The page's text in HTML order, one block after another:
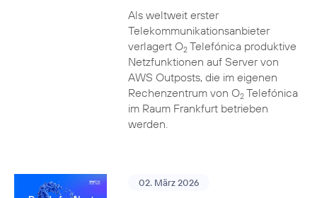
Als weltweit erster
Telekommunikationsanbieter
verlagert O2Telefónica produktive
Netzfunktionen auf Server von
AWS Outposts, die im eigenen
Rechenzentrum von O2Telefónica
im Raum Frankfurt betrieben
werden.
02. März 2026